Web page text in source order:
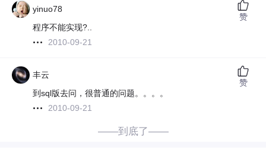
yinuo78
程序不能实现?..
2010-09-21
赞
丰云
到sql版去问，很普通的问题。。。。
2010-09-21
赞
——到底了——